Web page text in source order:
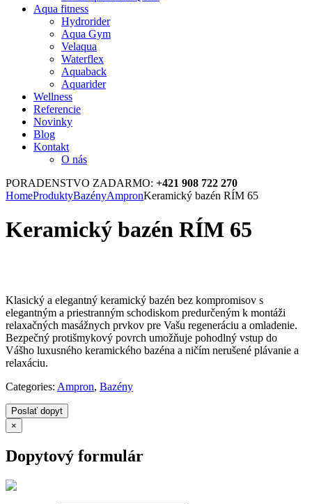
Aqua fitness
Hydrorider
Aqua Gym
Velaqua
Waterflex
Aquaback
Aquarider
Wellness
Referencie
Novinky
Blog
Kontakt
O nás
PORADENSTVO ZADARMO: +421 908 722 270
HomeProduktyBazényAmpronKeramický bazén RÍM 65
Keramický bazén RÍM 65
Klasický a elegantný keramický bazén bez kompromisov s
elegantným a priestranným schodiskom predurčeným k montáži
relaxačných masážnych prvkov pre Vašu regeneráciu a omladenie.
Bezpečný protišmykový povrch umožňuje pohodlný vstup do
Vášho luxusného keramického bazéna a ničím nerušené plávanie a
relaxáciu.
Categories: Ampron, Bazény
Poslať dopyt
×
Dopytový formulár